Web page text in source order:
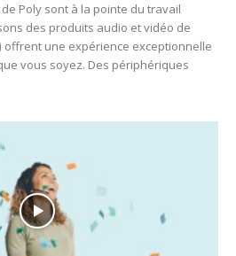
Poly sont à la pointe du travail
des produits audio et vidéo de
une expérience exceptionnelle
vous soyez. Des périphériques